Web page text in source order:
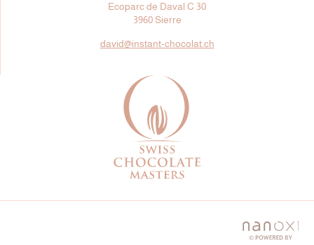
Ecoparc de Daval C 30
3960 Sierre
david@instant-chocolat.ch